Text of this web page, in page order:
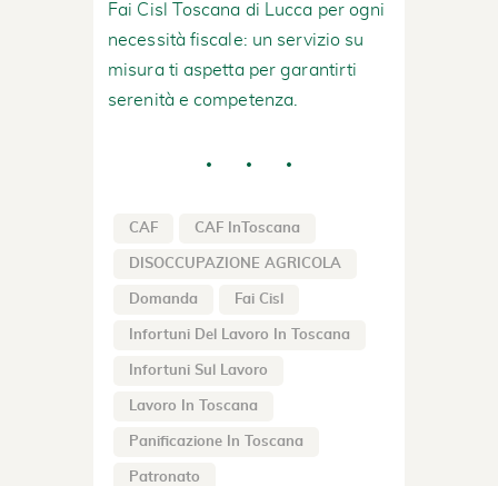
Fai Cisl Toscana di Lucca per ogni
necessità fiscale: un servizio su
misura ti aspetta per garantirti
serenità e competenza.
CAF CAF InToscana
DISOCCUPAZIONE AGRICOLA
Domanda Fai Cisl
Infortuni Del Lavoro In Toscana
Infortuni Sul Lavoro
Lavoro In Toscana
Panificazione In Toscana
Patronato